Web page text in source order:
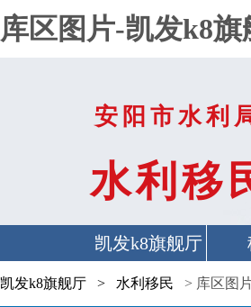
库区图片-凯发k8旗
安阳市水利
水利移
凯发k8旗舰厅
首页
凯发k8旗舰厅 > 水利移民 > 库区图